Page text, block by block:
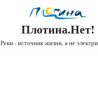
Плотина.Нет!
Реки - источник жизни, а не